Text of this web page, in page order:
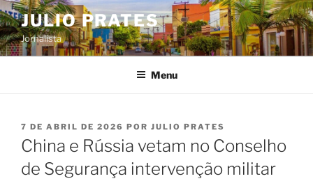
Pular
para
o
conteúdo
JULIO PRATES
Jornalista
Menu
PUBLICADO
EM
7 DE ABRIL DE 2026 POR JULIO PRATES
China e Rússia vetam no Conselho
de Segurança intervenção militar